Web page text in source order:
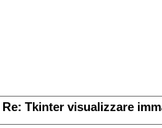
Re: Tkinter visualizzare